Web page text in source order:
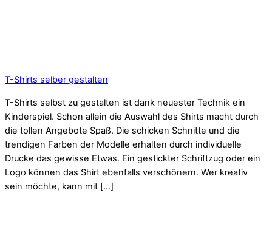
T-Shirts selber gestalten
T-Shirts selbst zu gestalten ist dank neuester Technik ein
Kinderspiel. Schon allein die Auswahl des Shirts macht durch
die tollen Angebote Spaß. Die schicken Schnitte und die
trendigen Farben der Modelle erhalten durch individuelle
Drucke das gewisse Etwas. Ein gestickter Schriftzug oder ein
Logo können das Shirt ebenfalls verschönern. Wer kreativ
sein möchte, kann mit […]